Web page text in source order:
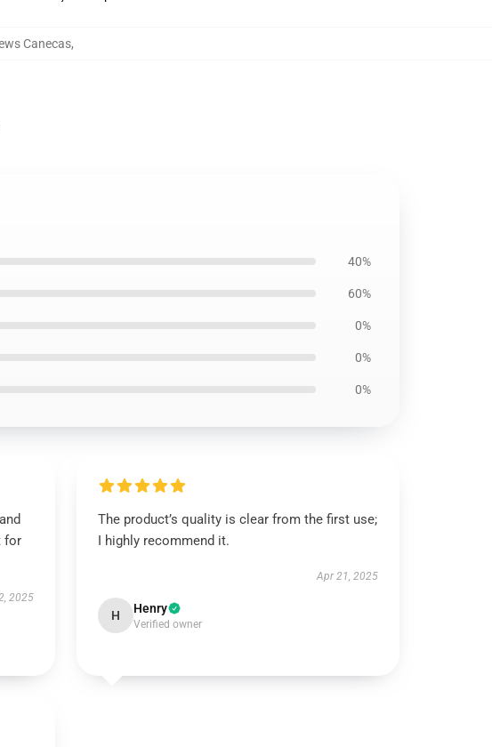
Canecas,
40%
60%
0%
0%
0%
for
2025
The product’s quality is clear from the first use;
I highly recommend it.
Apr 21, 2025
H Henry
Verified owner